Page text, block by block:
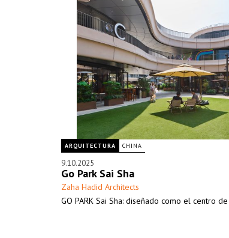
ARQUITECTURA CHINA
9.10.2025
Go Park Sai Sha
Zaha Hadid Architects
GO PARK Sai Sha: diseñado como el centro